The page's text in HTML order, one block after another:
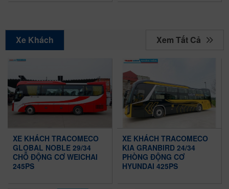
Xe Khách Xem Tất Cả
XE KHÁCH TRACOMECO
GLOBAL NOBLE 29/34
CHỖ ĐỘNG CƠ WEICHAI
245PS
XE KHÁCH TRACOMECO
KIA GRANBIRD 24/34
PHÒNG ĐỘNG CƠ
HYUNDAI 425PS